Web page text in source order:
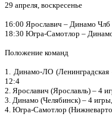
29 апреля, воскресенье
16:00 Ярославич – Динамо Члб
18:30 Югра-Самотлор –
Положение команд
1. Динамо-ЛО
12:4
2. Ярославич (Ярославль) – 4
3. Динамо (Челябинск) – 4
4. Югра-Самотлор